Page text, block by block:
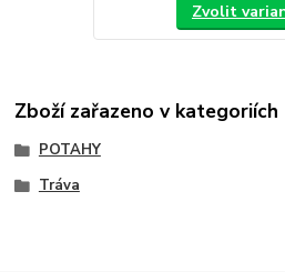
Zvolit
Zboží zařazeno v kategoriích
POTAHY
Tráva